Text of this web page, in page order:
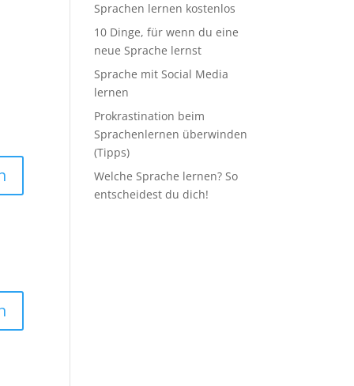
Sprachen lernen kostenlos
10 Dinge, für wenn du eine
neue Sprache lernst
Sprache mit Social Media
lernen
Prokrastination beim
Sprachenlernen überwinden
(Tipps)
Welche Sprache lernen? So
entscheidest du dich!